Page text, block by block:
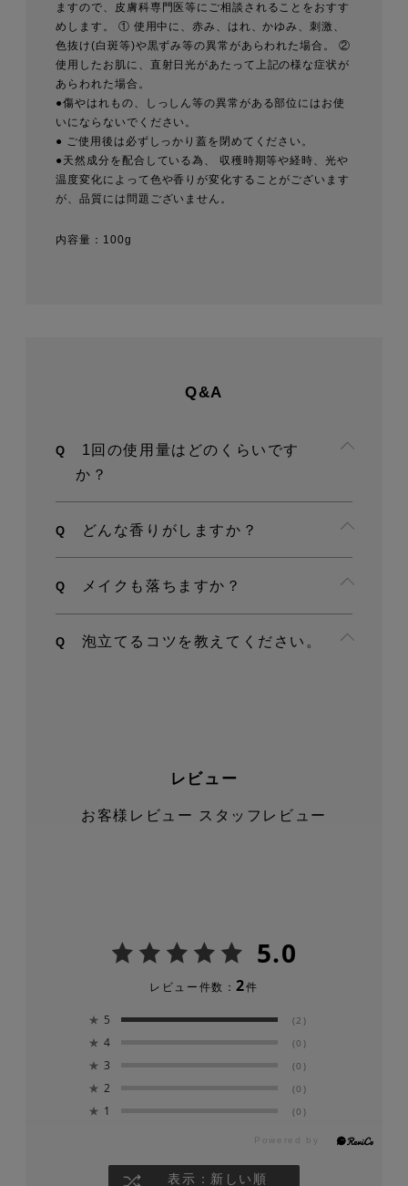
ますので、皮膚科専門医等にご相談されることをおすす
めします。 ① 使用中に、赤み、はれ、かゆみ、刺激、
色抜け(白斑等)や黒ずみ等の異常があらわれた場合。 ②
使用したお肌に、直射日光があたって上記の様な症状が
あらわれた場合。
●傷やはれもの、しっしん等の異常がある部位にはお使
いにならないでください。
● ご使用後は必ずしっかり蓋を閉めてください。
●天然成分を配合している為、 収穫時期等や経時、光や
温度変化によって色や香りが変化することがございます
が、品質には問題ございません。
内容量 100g
Q&A
1回の使用量はどのくらいです
か？
どんな香りがしますか？
メイクも落ちますか？
泡立てるコツを教えてください。
レビュー
お客様レビュー スタッフレビュー
5.0
レビュー件数：2件
★ 5 (2)
★ 4 (0)
★ 3 (0)
★ 2 (0)
★ 1 (0)
表示：新しい順